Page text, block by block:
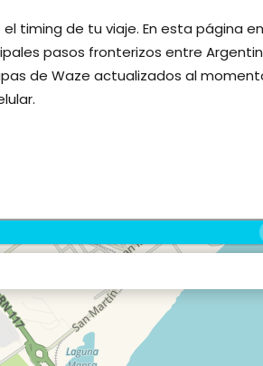
timing de tu viaje. En esta página
pasos fronterizos entre
de Waze actualizados al